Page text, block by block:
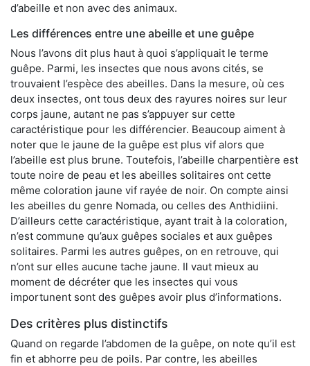
d’abeille et non avec des animaux.
Les différences entre une abeille et une guêpe
Nous l’avons dit plus haut à quoi s’appliquait le terme
guêpe. Parmi, les insectes que nous avons cités, se
trouvaient l’espèce des abeilles. Dans la mesure, où ces
deux insectes, ont tous deux des rayures noires sur leur
corps jaune, autant ne pas s’appuyer sur cette
caractéristique pour les différencier. Beaucoup aiment à
noter que le jaune de la guêpe est plus vif alors que
l’abeille est plus brune. Toutefois, l’abeille charpentière est
toute noire de peau et les abeilles solitaires ont cette
même coloration jaune vif rayée de noir. On compte ainsi
les abeilles du genre Nomada, ou celles des Anthidiini.
D’ailleurs cette caractéristique, ayant trait à la coloration,
n’est commune qu’aux guêpes sociales et aux guêpes
solitaires. Parmi les autres guêpes, on en retrouve, qui
n’ont sur elles aucune tache jaune. Il vaut mieux au
moment de décréter que les insectes qui vous
importunent sont des guêpes avoir plus d’informations.
Des critères plus distinctifs
Quand on regarde l’abdomen de la guêpe, on note qu’il est
fin et abhorre peu de poils. Par contre, les abeilles